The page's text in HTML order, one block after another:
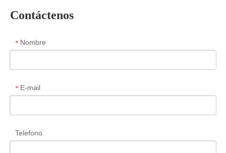
Contáctenos
* Nombre
* E-mail
Telefono